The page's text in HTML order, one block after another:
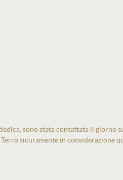
sono stata contattata il
sicuramente in considerazione